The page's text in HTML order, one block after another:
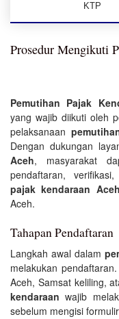
KTP
Prosedur Mengikuti
Pemutihan Pajak
yang wajib diikuti oleh
pelaksanaan
Dengan dukungan
Aceh, masyarakat
pendaftaran,
pajak kendaraan Aceh
Aceh.
Tahapan Pendaftaran
Langkah awal dalam
melakukan
Aceh, Samsat keliling,
kendaraan wajib
sebelum mengisi